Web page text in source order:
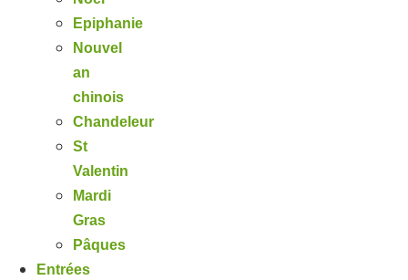
Epiphanie
Nouvel
an
chinois
Chandeleur
St
Valentin
Mardi
Gras
Pâques
Entrées